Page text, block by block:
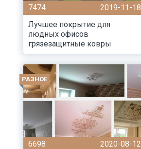
7474
2019-11-18
Лучшее покрытие для
людных офисов
грязезащитные ковры
РАЗНОЕ
6698
2020-08-12